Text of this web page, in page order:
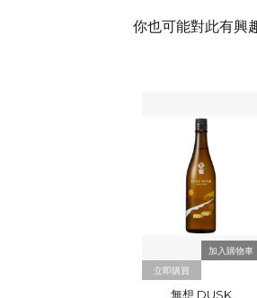
你也可能對此有興
立即購買
無想 DUSK